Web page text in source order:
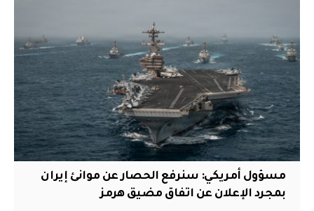
مسؤول أمريكي: سنرفع الحصار عن موانئ إيران
بمجرد الإعلان عن اتفاق مضيق هرمز